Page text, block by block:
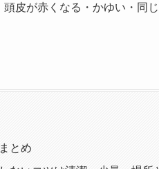
頭皮が赤くなる・かゆい・同
とめ